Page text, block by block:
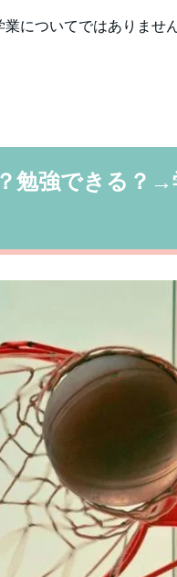
についてではありません
勉強できる？→